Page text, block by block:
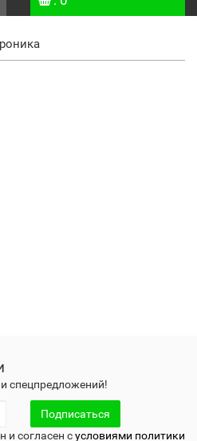
спецпредложений!
Подписаться
и согласен сусловиями политики